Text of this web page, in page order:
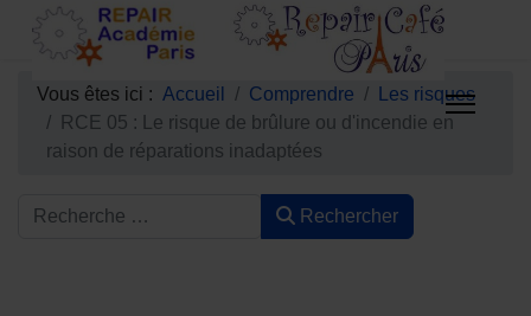
Vous êtes ici : Accueil Comprendre
Les risques
RCE 05 : Le risque de brûlure ou d'incendie en
raison de réparations inadaptées
Rechercher